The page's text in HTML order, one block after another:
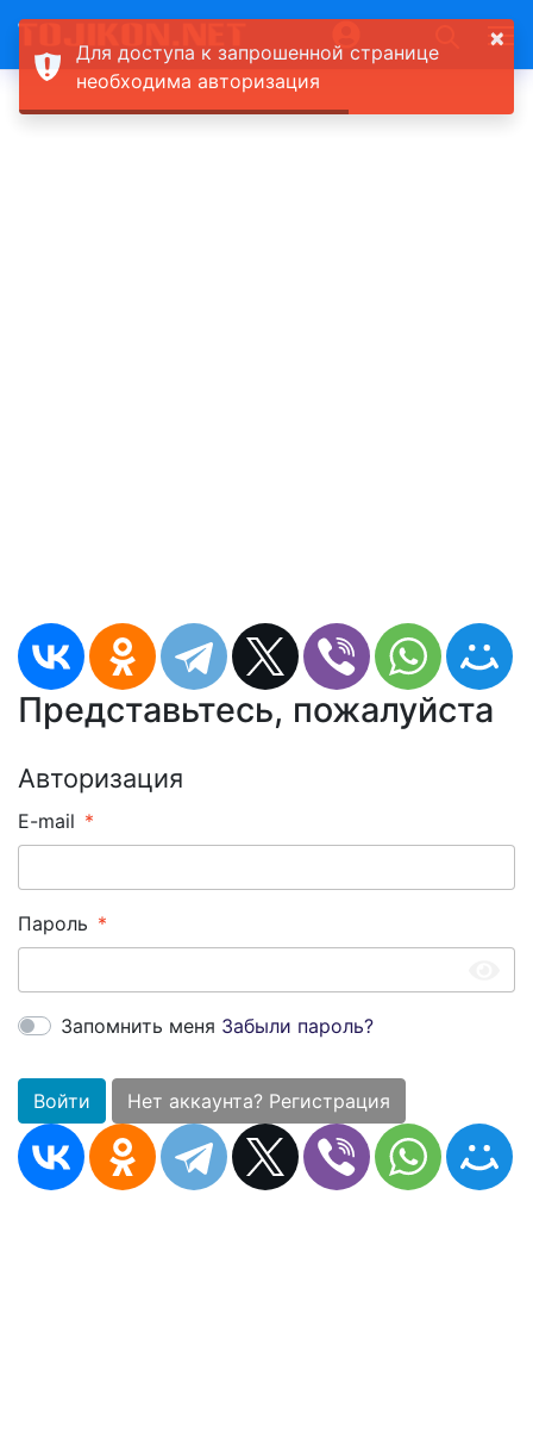
Представьтесь, пожалуйста
Авторизация
E-mail
Пароль
Запомнить меня Забыли пароль?
Войти Нет аккаунта? Регистрация
×
Для доступа к запрошенной странице
необходима авторизация